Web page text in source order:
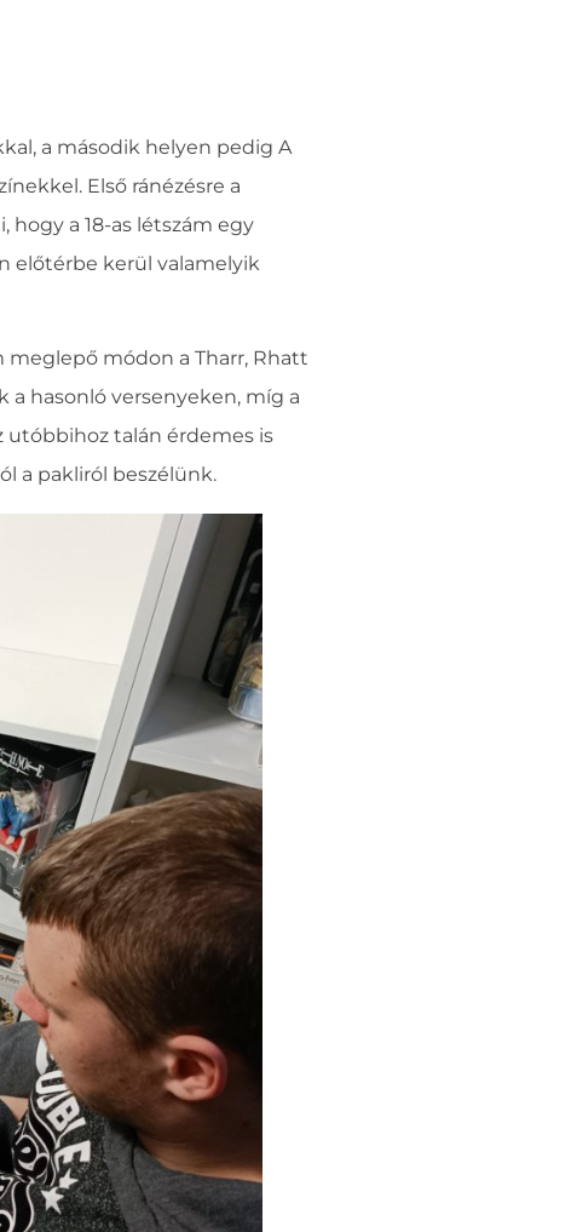
a második helyen pedig A
Első ránézésre a
a 18-as létszám egy
előtérbe kerül valamelyik
módon a Tharr, Rhatt
a hasonló versenyeken, míg a
utóbbihoz talán érdemes is
a pakliról beszélünk.